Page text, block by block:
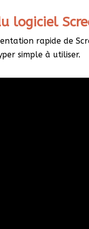
logiciel
rapide de
simple à utiliser.